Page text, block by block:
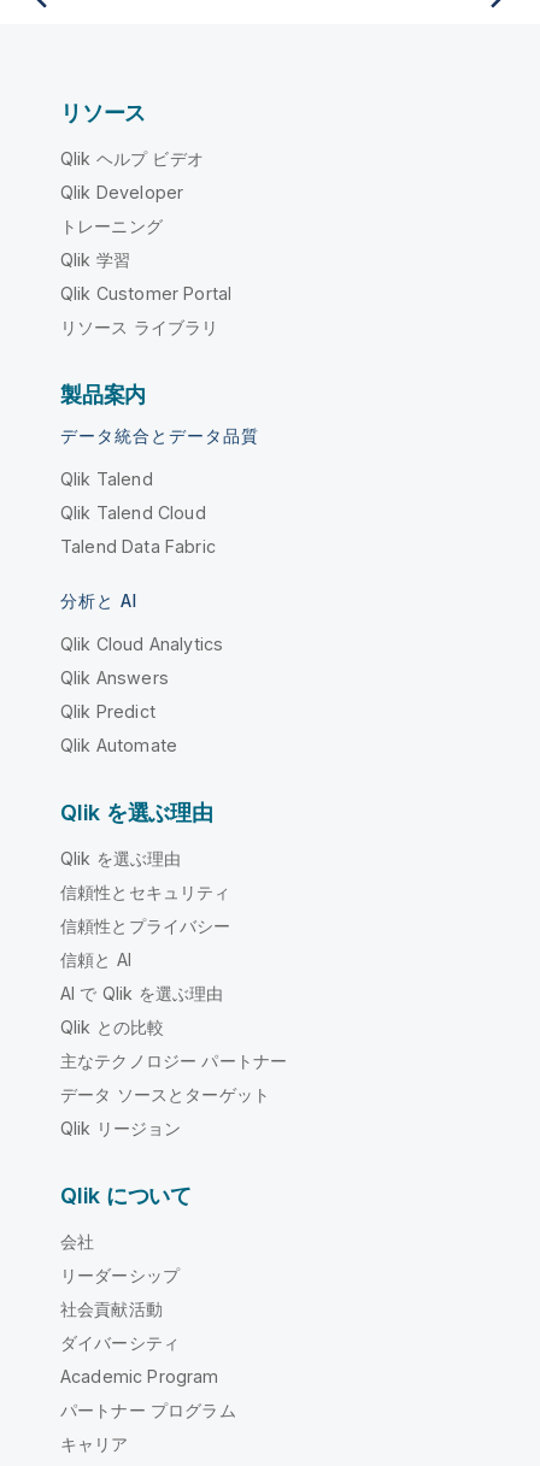
リソース
Qlik ヘルプ ビデオ
Qlik Developer
トレーニング
Qlik 学習
Qlik Customer Portal
リソース ライブラリ
製品案内
データ統合とデータ品質
Qlik Talend
Qlik Talend Cloud
Talend Data Fabric
分析と AI
Qlik Cloud Analytics
Qlik Answers
Qlik Predict
Qlik Automate
Qlik を選ぶ理由
Qlik を選ぶ理由
信頼性とセキュリティ
信頼性とプライバシー
信頼と AI
AI で Qlik を選ぶ理由
Qlik との比較
主なテクノロジー パートナー
データ ソースとターゲット
Qlik リージョン
Qlik について
会社
リーダーシップ
社会貢献活動
ダイバーシティ
Academic Program
パートナー プログラム
キャリア